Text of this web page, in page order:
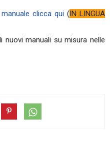
clicca qui (IN LINGUA
nuovi manuali su misura nelle